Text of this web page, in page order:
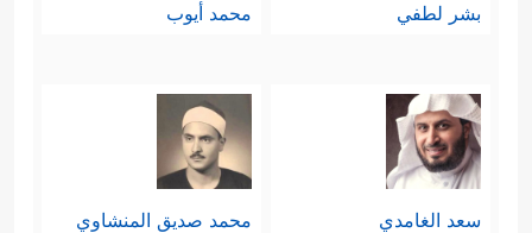
بشر لطفي محمد أيوب
سعد الغامدي محمد صديق المنشاوي